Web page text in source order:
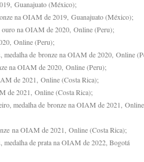
Guanajuato (México);
na OIAM de 2019, Guanajuato (México);
ouro na OIAM de 2020, Online (Peru);
Online (Peru);
medalha de bronze na OIAM de 2020, Online
na OIAM de 2020, Online (Peru);
de 2021, Online (Costa Rica);
de 2021, Online (Costa Rica);
medalha de bronze na OIAM de 2021, Online
na OIAM de 2021, Online (Costa Rica);
medalha de prata na OIAM de 2022, Bogotá